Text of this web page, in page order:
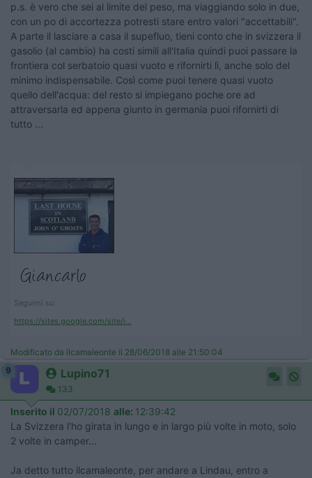
p.s. è vero che sei al limite del peso, ma viaggiando solo in due,
con un po di accortezza potresti stare entro valori "accettabili".
A parte il lasciare a casa il supefluo, tieni conto che in svizzera il
gasolio (al cambio) ha costi simili all'Italia quindi puoi passare la
frontiera col serbatoio quasi vuoto e rifornirti lì, anche solo del
minimo indispensabile. Così come puoi tenere quasi vuoto
quello dell'acqua: del resto si impiegano poche ore ad
attraversarla ed appena giunto in germania puoi rifornirti di
tutto ...
Seguimi su:
https://sites.google.com/site/i...
Modificato da ilcamaleonte il 28/06/2018 alle 21:50:04
9
Lupino71
133
Inserito il 02/07/2018 alle: 12:39:42
La Svizzera l'ho girata in lungo e in largo più volte in moto, solo
2 volte in camper...
Ja detto tutto ilcamaleonte, per andare a Lindau, entro a